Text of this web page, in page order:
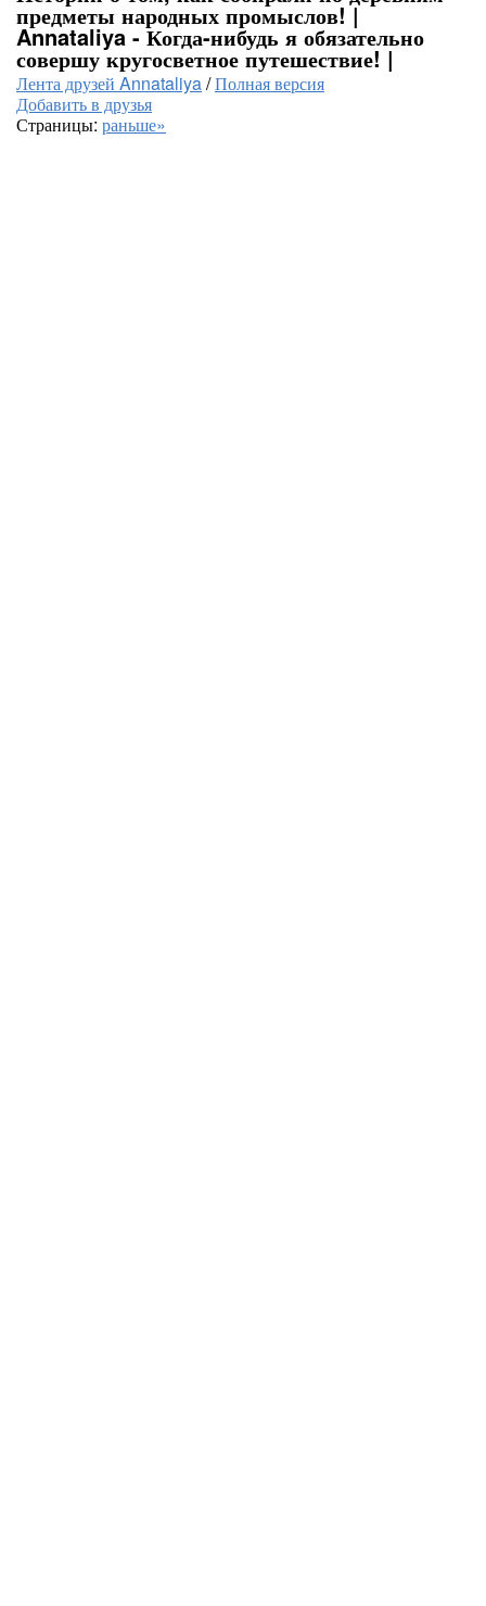
предметы народных промыслов! |
Annataliya - Когда-нибудь я обязательно
совершу кругосветное путешествие! |
Лента друзей Annataliya/Полная версия
Добавить в друзья
Страницы: раньше»